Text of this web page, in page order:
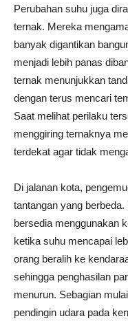
Perubahan suhu juga
ternak. Mereka
banyak digantikan
menjadi lebih panas
ternak menunjukkan
dengan terus mencari
Saat melihat perilaku
menggiring ternaknya
terdekat agar tidak
Di jalanan kota,
tantangan yang
bersedia menggunakan
ketika suhu mencapai
orang beralih ke
sehingga penghasilan
menurun. Sebagian
pendingin udara pada